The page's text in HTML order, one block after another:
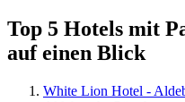
Top 5 Hotels mit
auf einen Blick
White Lion Hotel -